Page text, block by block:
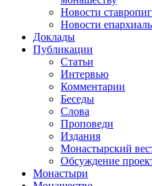
Новости
Новости
Доклады
Публикации
Статьи
Интервью
Комментарии
Беседы
Слова
Проповеди
Издания
Монастырский
Обсуждение
Монастыри